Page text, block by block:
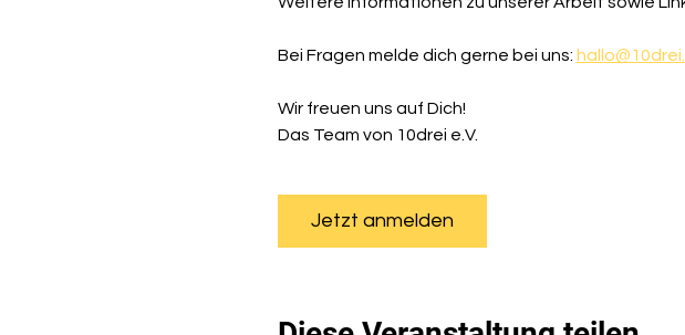
Bei Fragen melde dich gerne bei uns:
Wir freuen uns auf Dich!
Das Team von 10drei e.V.
Jetzt anmelden